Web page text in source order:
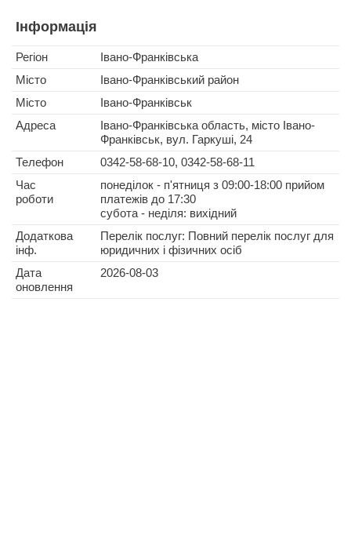
Інформація
Регіон
Івано-Франківська
Місто
Івано-Франківський район
Місто
Івано-Франківськ
Адреса
Івано-Франківська область, місто Івано-
Франківськ, вул. Гаркуші, 24
Телефон
0342-58-68-10, 0342-58-68-11
Час
роботи
понеділок - п'ятниця з 09:00-18:00 прийом
платежів до 17:30
субота - неділя: вихідний
Додаткова
інф.
Перелік послуг: Повний перелік послуг для
юридичних і фізичних осіб
Дата
оновлення
2026-08-03